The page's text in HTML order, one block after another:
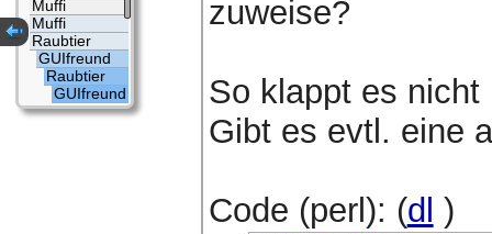
zuweise?
So klappt es nicht
Gibt es evtl. eine
Code (perl): (dl )
Muffi
Muffi
Raubtier
GUIfreund
Raubtier
GUIfreund